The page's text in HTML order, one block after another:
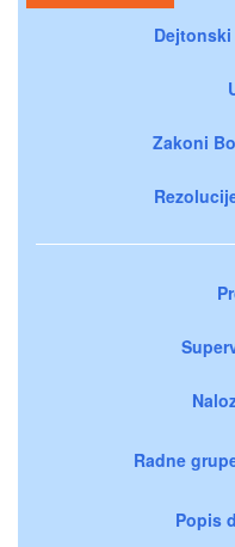
Zakoni
Radne
Popis